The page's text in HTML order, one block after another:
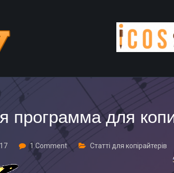
программа для
1 Comment Статті для копірайтерів